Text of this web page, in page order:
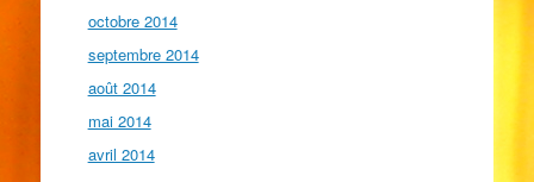
octobre 2014
septembre 2014
août 2014
mai 2014
avril 2014